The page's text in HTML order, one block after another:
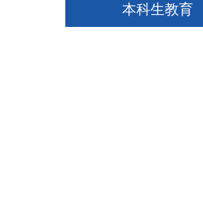
本科生教育